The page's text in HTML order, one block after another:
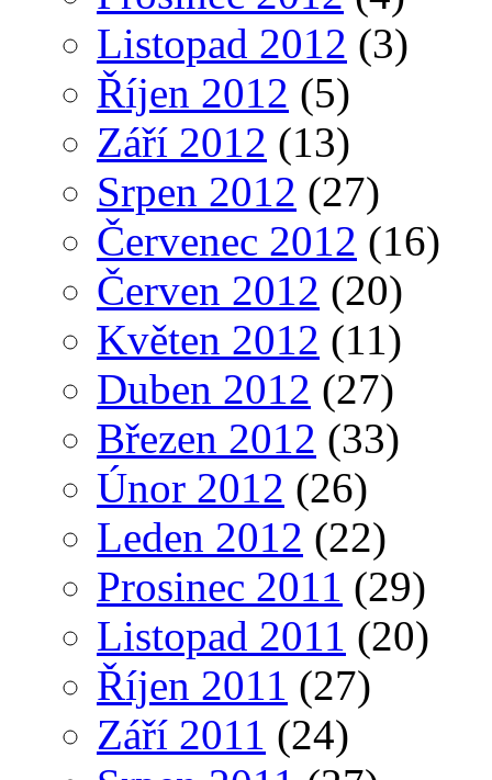
Listopad 2012 (3)
Říjen 2012 (5)
Září 2012 (13)
Srpen 2012 (27)
Červenec 2012 (16)
Červen 2012 (20)
Květen 2012 (11)
Duben 2012 (27)
Březen 2012 (33)
Únor 2012 (26)
Leden 2012 (22)
Prosinec 2011 (29)
Listopad 2011 (20)
Říjen 2011 (27)
Září 2011 (24)